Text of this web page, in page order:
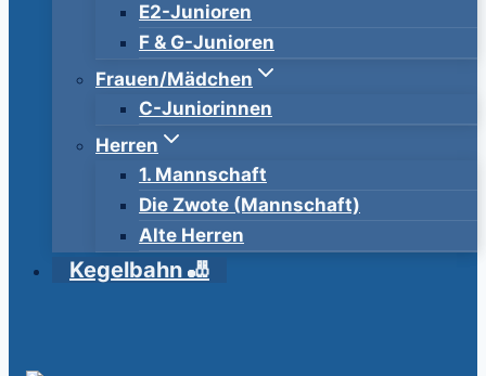
E2-Junioren
F & G-Junioren
Frauen/Mädchen
C-Juniorinnen
Herren
1. Mannschaft
Die Zwote (Mannschaft)
Alte Herren
Kegelbahn 🎳